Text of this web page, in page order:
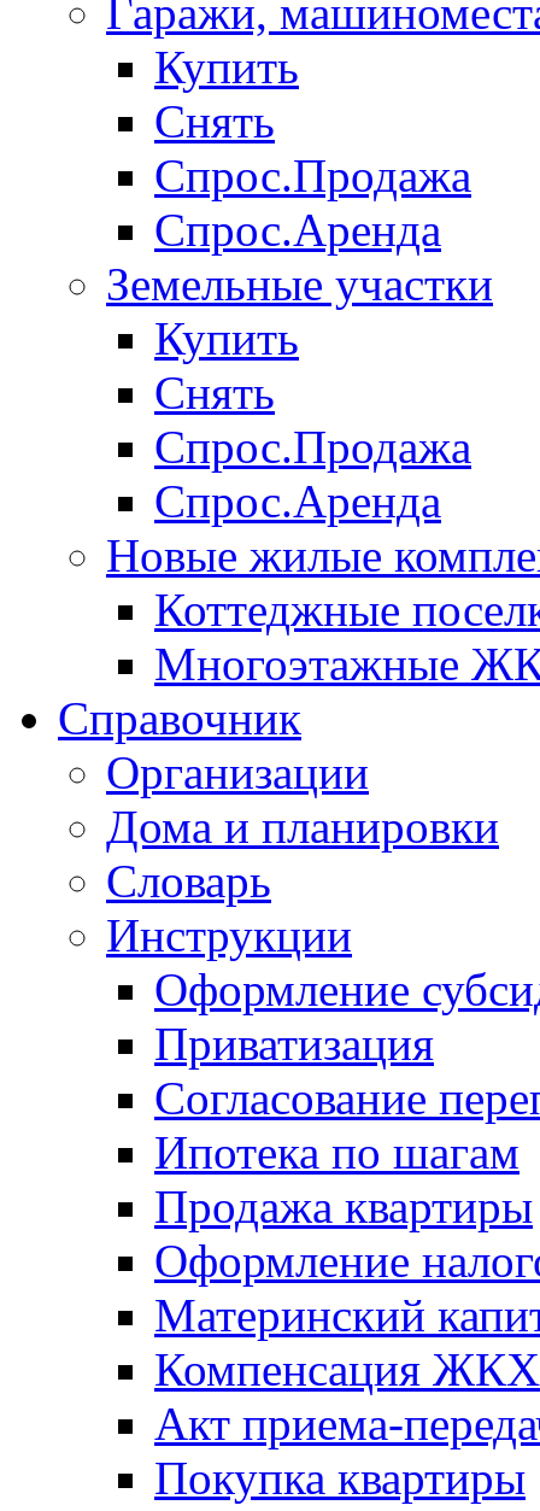
Гаражи,
Купить
Снять
Спрос.Продажа
Спрос.Аренда
Земельные участки
Купить
Снять
Спрос.Продажа
Спрос.Аренда
Новые жилые
Коттеджные
Многоэтажные
Справочник
Организации
Дома и планировки
Словарь
Инструкции
Оформление
Приватизация
Согласование
Ипотека по шагам
Продажа квартиры
Оформление
Материнский
Компенсация ЖКХ
Акт приема-
Покупка квартиры